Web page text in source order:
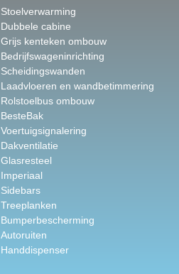
Stoelverwarming
Dubbele cabine
Grijs kenteken ombouw
Bedrijfswageninrichting
Scheidingswanden
Laadvloeren en wandbetimmering
Rolstoelbus ombouw
BesteBak
Voertuigsignalering
Dakventilatie
Glasresteel
Imperiaal
Sidebars
Treeplanken
Bumperbescherming
Autoruiten
Handdispenser